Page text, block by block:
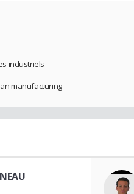
industriels
manufacturing